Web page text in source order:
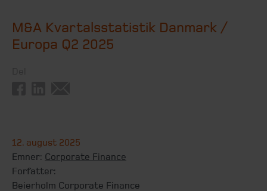
M&A Kvartalsstatistik Danmark /
Europa Q2 2025
12. august 2025
Emner: Corporate Finance
Forfatter:
Beierholm Corporate Finance